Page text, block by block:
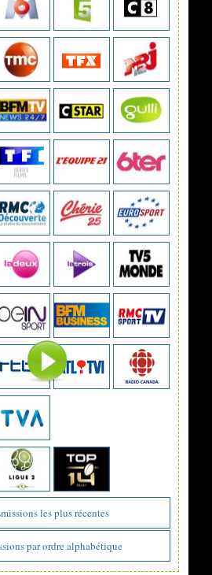
les plus récentes
par ordre alphabétique